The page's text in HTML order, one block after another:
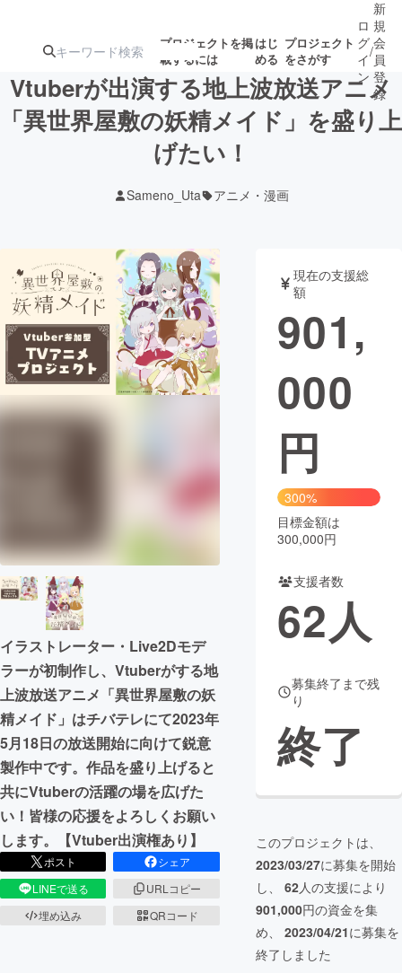
プロジェクトを掲
載するには
はじ
める
プロジェクト
をさがす
注目の新着プロ
ジェクト
募集終了が近いプ
テクノロジー・ガジェット
映像・映画 書籍・雑誌
ビジネス・起業 チャレンジ
CAMPFIRE Creation
CAMPFIREふるさと納税machi-ya コミュニティ
ロ
グ
イ
ン
/
新
規
会
員
登
録
Vtuberが出演する地上波放送アニメ
「異世界屋敷の妖精メイド」を盛り上
げたい！
Sameno_Uta アニメ・漫画
イラストレーター・Live2Dモデ
ラーが初制作し、Vtuberがする地
上波放送アニメ「異世界屋敷の妖
精メイド」はチバテレにて2023年
5月18日の放送開始に向けて鋭意
製作中です。作品を盛り上げると
共にVtuberの活躍の場を広げた
い！皆様の応援をよろしくお願い
します。【Vtuber出演権あり】
ポスト
シェア
LINEで送る
URLコピー
埋め込み
QRコード
現在の支援総
額
901,
000
円
300%
目標金額は
300,000円
支援者数
62人
募集終了まで残
り
終了
このプロジェクトは、
2023/03/27に募集を開始
し、 62人の支援により
901,000円の資金を集
め、 2023/04/21に募集を
終了しました